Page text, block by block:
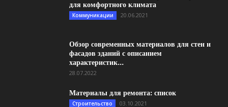
для комфортного климата
Коммуникации 20.06.2021
Обзор современных материалов для стен и
фасадов зданий с описанием
характеристик...
28.07.2022
Материалы для ремонта: список
Строительство 03.10.2021